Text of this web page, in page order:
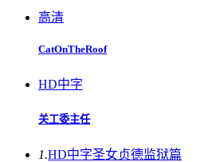
高清
CatOnTheRoof
HD中字
关工委主任
1.HD中字圣女贞德监狱篇